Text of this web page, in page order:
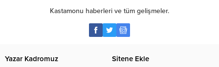
Kastamonu haberleri ve tüm gelişmeler.
Yazar Kadromuz Sitene Ekle